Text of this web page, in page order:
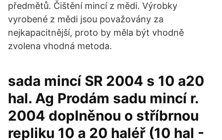
předmětů. Čištění mincí z mědi. Výrobky
vyrobené z mědi jsou považovány za
nejkapacitnější, proto by měla být vhodně
zvolena vhodná metoda.
sada mincí SR 2004 s 10 a20
hal. Ag Prodám sadu mincí r.
2004 doplněnou o stříbrnou
repliku 10 a 20 haléř (10 hal -